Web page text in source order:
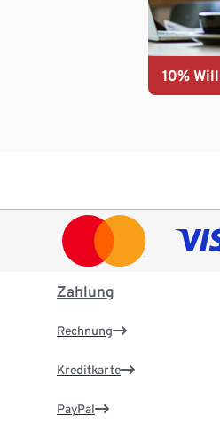
10%
Zahlung
Rechnung
Kreditkarte
PayPal